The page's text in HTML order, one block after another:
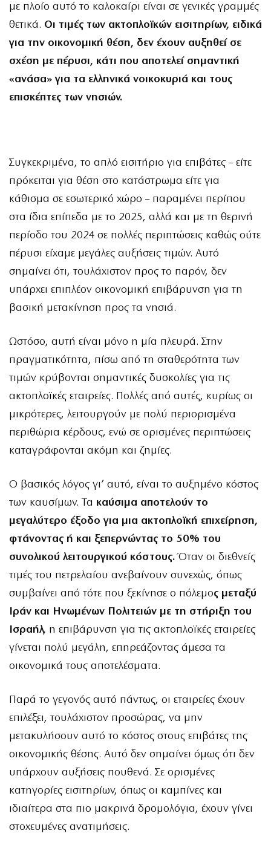
με πλοίο αυτό το καλοκαίρι είναι σε γενικές γραμμές
θετικά. Οι τιμές των ακτοπλοϊκών εισιτηρίων, ειδικά
για την οικονομική θέση, δεν έχουν αυξηθεί σε
σχέση με πέρυσι, κάτι που αποτελεί σημαντική
«ανάσα» για τα ελληνικά νοικοκυριά και τους
επισκέπτες των νησιών.
Συγκεκριμένα, το απλό εισιτήριο για επιβάτες – είτε
πρόκειται για θέση στο κατάστρωμα είτε για
κάθισμα σε εσωτερικό χώρο – παραμένει περίπου
στα ίδια επίπεδα με το 2025, αλλά και με τη θερινή
περίοδο του 2024 σε πολλές περιπτώσεις καθώς ούτε
πέρυσι είχαμε μεγάλες αυξήσεις τιμών. Αυτό
σημαίνει ότι, τουλάχιστον προς το παρόν, δεν
υπάρχει επιπλέον οικονομική επιβάρυνση για τη
βασική μετακίνηση προς τα νησιά.
Ωστόσο, αυτή είναι μόνο η μία πλευρά. Στην
πραγματικότητα, πίσω από τη σταθερότητα των
τιμών κρύβονται σημαντικές δυσκολίες για τις
ακτοπλοϊκές εταιρείες. Πολλές από αυτές, κυρίως οι
μικρότερες, λειτουργούν με πολύ περιορισμένα
περιθώρια κέρδους, ενώ σε ορισμένες περιπτώσεις
καταγράφονται ακόμη και ζημίες.
Ο βασικός λόγος γι’ αυτό, είναι το αυξημένο κόστος
των καυσίμων. Τα καύσιμα αποτελούν το
μεγαλύτερο έξοδο για μια ακτοπλοϊκή επιχείρηση,
φτάνοντας ή και ξεπερνώντας το 50% του
συνολικού λειτουργικού κόστους.Όταν οι διεθνείς
τιμές του πετρελαίου ανεβαίνουν συνεχώς, όπως
συμβαίνει από τότε που ξεκίνησε ο πόλεμος μεταξύ
Ιράν και Ηνωμένων Πολιτειών με τη στήριξη του
Ισραήλ, η επιβάρυνση για τις ακτοπλοϊκές εταιρείες
γίνεται πολύ μεγάλη, επηρεάζοντας άμεσα τα
οικονομικά τους αποτελέσματα.
Παρά το γεγονός αυτό πάντως, οι εταιρείες έχουν
επιλέξει, τουλάχιστον προσώρας, να μην
μετακυλήσουν αυτό το κόστος στους επιβάτες της
οικονομικής θέσης. Αυτό δεν σημαίνει όμως ότι δεν
υπάρχουν αυξήσεις πουθενά. Σε ορισμένες
κατηγορίες εισιτηρίων, όπως οι καμπίνες και
ιδιαίτερα στα πιο μακρινά δρομολόγια, έχουν γίνει
στοχευμένες ανατιμήσεις.